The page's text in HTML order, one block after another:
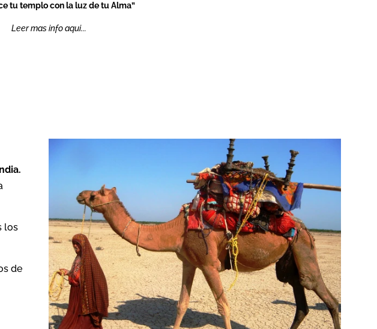
tu templo con la luz de tu Alma”
Leer mas info aqui...
los
de